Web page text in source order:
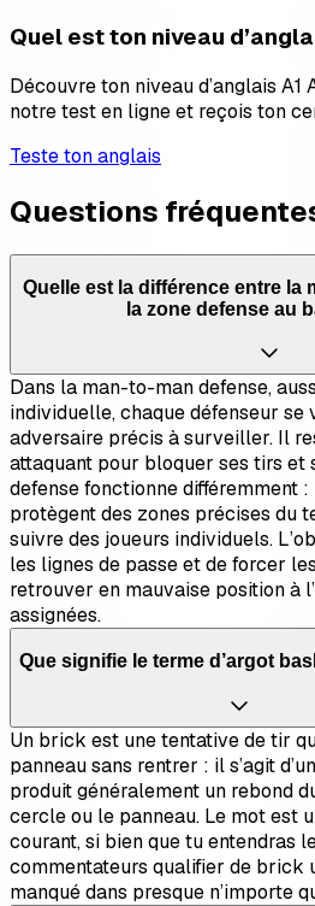
Quel est ton niveau
Découvre ton niveau d’anglais A1
notre test en ligne et reçois ton
Teste ton anglais
Questions
Quelle est la différence entre la
la zone defense au
Dans la man-to-man defense,
individuelle, chaque défenseur se
adversaire précis à surveiller. Il
attaquant pour bloquer ses tirs et
defense fonctionne différemment :
protègent des zones précises du
suivre des joueurs individuels.
les lignes de passe et de forcer
retrouver en mauvaise position à
assignées.
Que signifie le terme d’argot
Un brick est une tentative de tir
panneau sans rentrer : il s’agit
produit généralement un rebond
cercle ou le panneau. Le mot est
courant, si bien que tu entendras
commentateurs qualifier de brick
manqué dans presque n’importe